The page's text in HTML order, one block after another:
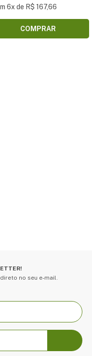
6x de R$ 167,66
COMPRAR
no seu e-mail.